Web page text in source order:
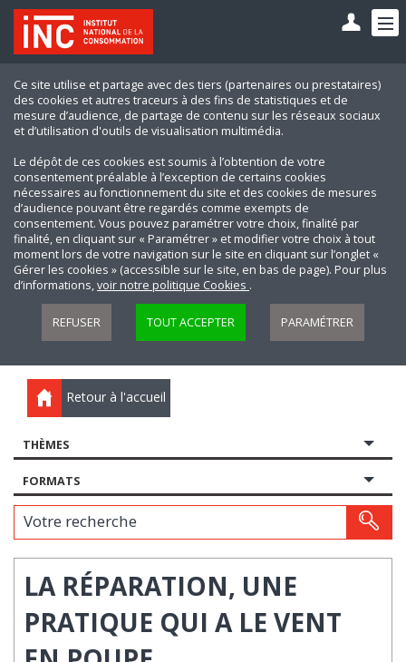
Ce site utilise et partage avec des tiers (partenaires ou prestataires)
des cookies et autres traceurs à des fins de statistiques et de
mesure d’audience, de partage de contenu sur les réseaux sociaux
et d’utilisation d'outils de visualisation multimédia.
Le dépôt de ces cookies est soumis à l’obtention de votre
consentement préalable à l’exception de certains cookies
nécessaires au fonctionnement du site et des cookies de mesures
d’audience pouvant être regardés comme exempts de
consentement. Vous pouvez paramétrer votre choix, finalité par
finalité, en cliquant sur « Paramétrer » et modifier votre choix à tout
moment lors de votre navigation sur le site en cliquant sur l’onglet «
Gérer les cookies » (accessible sur le site, en bas de page). Pour plus
d’informations,voir notre politique Cookies .
REFUSER TOUT ACCEPTER PARAMÉTRER
Retour à l'accueil
THÈMES
FORMATS
Votre recherche
LA RÉPARATION, UNE
PRATIQUE QUI A LE VENT